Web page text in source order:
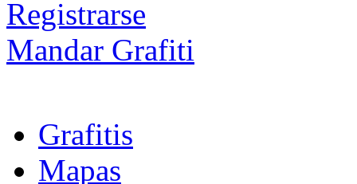
Registrarse
Mandar Grafiti
Grafitis
Mapas